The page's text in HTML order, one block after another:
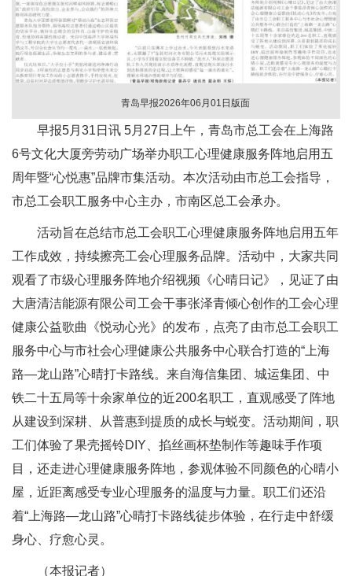
青岛早报2026年06月01日版面
早报5月31日讯 5月27日上午，青岛市总工会在上海路
6号文化大厦旁劳动广场举办职工心理健康服务阵地启用五
周年暨“心悦惠”品牌市集活动。本次活动由市总工会指导，
市总工会职工服务中心主办，市南区总工会承办。
活动旨在总结市总工会职工心理健康服务阵地启用五年
工作成效，持续擦亮工会心理服务品牌。活动中，大家共同
观看了市级心理服务阵地介绍视频《心晴日记》，见证了由
大唐清洁能源有限公司工会干事张泽青倾心创作的工会心理
健康公益歌曲《悦动心光》的发布，点亮了由市总工会职工
服务中心与市社会心理健康公共服务中心联合打造的“上海
路—龙山路”心晴打卡路线。来自海信集团、城运集团、中
铁二十五局等十余家单位的近200名职工，直观感受了阵地
从建设到深耕、从普惠到提质的成长与蜕变。活动期间，职
工们体验了果壳摇铃DIY、掐丝画杯垫制作等趣味手作项
目，还走进心理健康服务阵地，参观体验不同颜色的心晴小
屋，近距离感受专业心理服务的温度与力量。职工们还沿
着“上海路—龙山路”心晴打卡路线徒步体验，在行走中舒缓
身心、疗愈心灵。
（本报记者）